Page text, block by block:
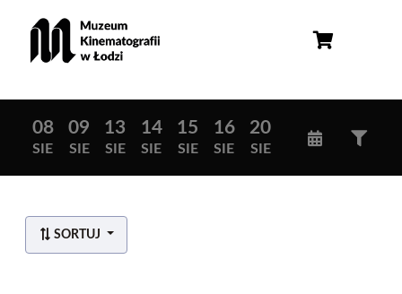
08
SIE
09
SIE
13
SIE
14
SIE
15
SIE
16
SIE
20
SIE
SORTUJ